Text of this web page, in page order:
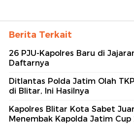
Berita Terkait
26 PJU-Kapolres Baru di
Daftarnya
Ditlantas Polda Jatim Olah
di Blitar, Ini Hasilnya
Kapolres Blitar Kota Sabet
Menembak Kapolda Jatim Cup